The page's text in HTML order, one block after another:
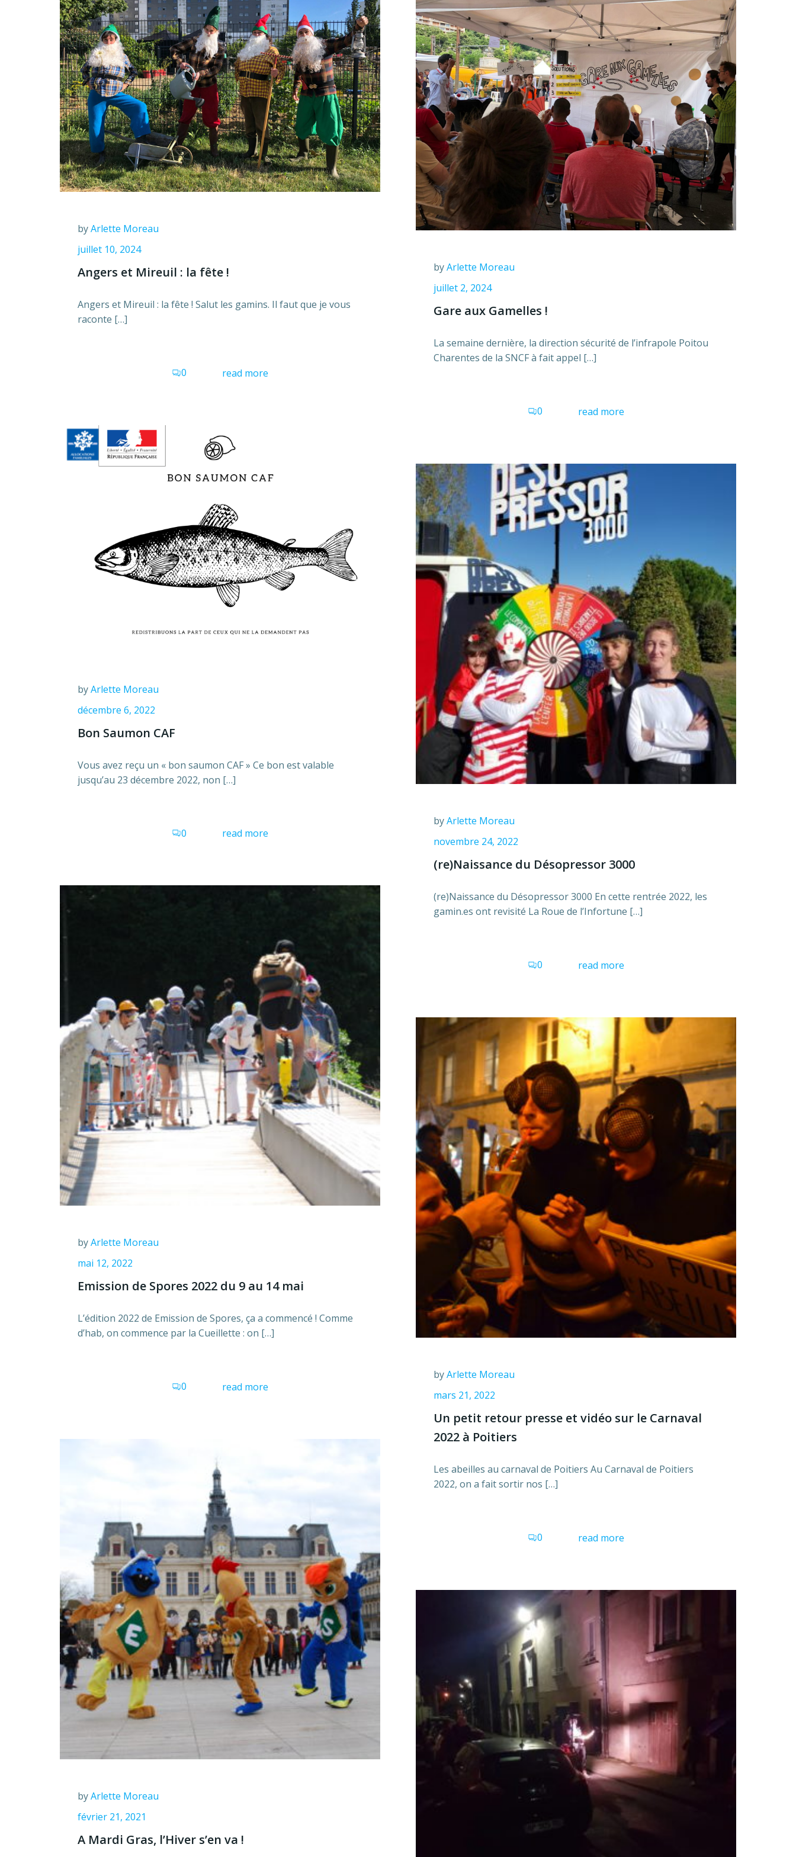
byArlette Moreau
juillet 10, 2024
Angers et Mireuil : la fête !​
Angers et Mireuil : la fête ! Salut les gamins. Il faut que je vous
raconte […]
0 read more
byArlette Moreau
juillet 2, 2024
Gare aux Gamelles !
La semaine dernière, la direction sécurité de l’infrapole Poitou
Charentes de la SNCF à fait appel […]
0 read more
byArlette Moreau
décembre 6, 2022
Bon Saumon CAF
Vous avez reçu un « bon saumon CAF » Ce bon est valable
jusqu’au 23 décembre 2022, non […]
0 read more
byArlette Moreau
novembre 24, 2022
(re)Naissance du Désopressor 3000
(re)Naissance du Désopressor 3000 En cette rentrée 2022, les
gamin.es ont revisité La Roue de l’Infortune […]
0 read more
byArlette Moreau
mai 12, 2022
Emission de Spores 2022 du 9 au 14 mai
L’édition 2022 de Emission de Spores, ça a commencé ! Comme
d’hab, on commence par la Cueillette : on […]
0 read more
byArlette Moreau
mars 21, 2022
Un petit retour presse et vidéo sur le Carnaval
2022 à Poitiers
Les abeilles au carnaval de Poitiers Au Carnaval de Poitiers
2022, on a fait sortir nos […]
0 read more
byArlette Moreau
février 21, 2021
A Mardi Gras, l’Hiver s’en va !